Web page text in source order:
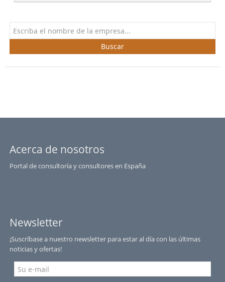
Buscar
Acerca de nosotros
Portal de consultoría y consultores en España
Newsletter
¡Suscríbase a nuestro newsletter para estar al día con las últimas
noticias y ofertas!